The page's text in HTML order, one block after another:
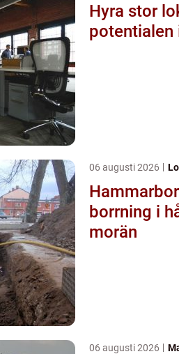
Hyra stor
potentialen
06 augusti 2026
borrning i
morän
06 augusti 2026